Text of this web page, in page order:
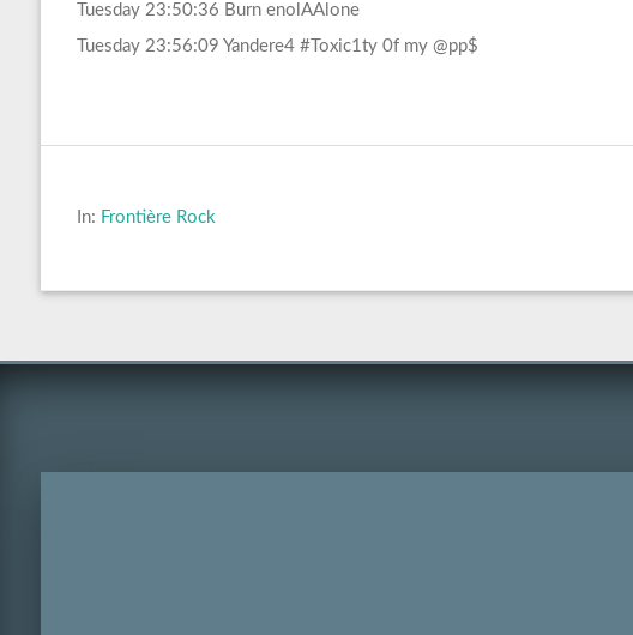
Tuesday 23:50:36 Burn enolAAlone
Tuesday 23:56:09 Yandere4 #Toxic1ty 0f my @pp$
In: Frontière Rock